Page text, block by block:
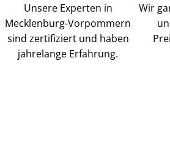
Unsere Experten in
Mecklenburg-Vorpommern
sind zertifiziert und haben
jahrelange Erfahrung.
Wir